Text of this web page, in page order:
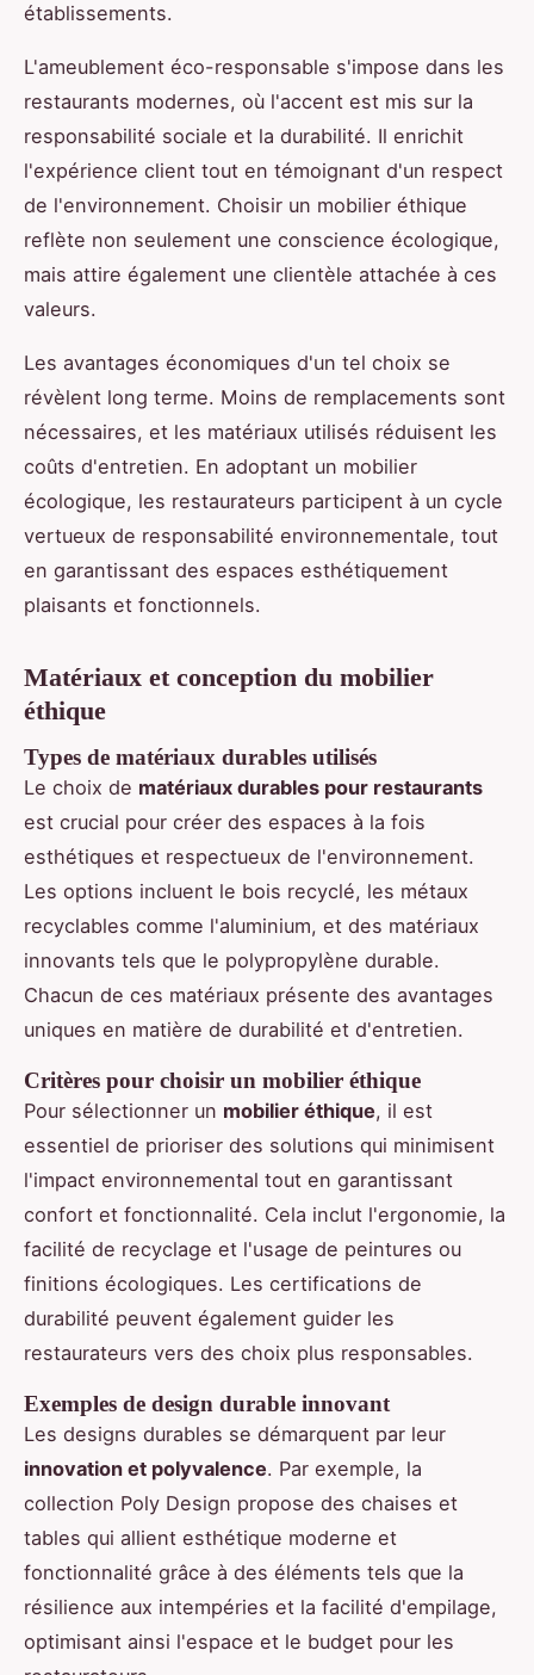
établissements.
L'ameublement éco-responsable s'impose dans les
restaurants modernes, où l'accent est mis sur la
responsabilité sociale et la durabilité. Il enrichit
l'expérience client tout en témoignant d'un respect
de l'environnement. Choisir un mobilier éthique
reflète non seulement une conscience écologique,
mais attire également une clientèle attachée à ces
valeurs.
Les avantages économiques d'un tel choix se
révèlent long terme. Moins de remplacements sont
nécessaires, et les matériaux utilisés réduisent les
coûts d'entretien. En adoptant un mobilier
écologique, les restaurateurs participent à un cycle
vertueux de responsabilité environnementale, tout
en garantissant des espaces esthétiquement
plaisants et fonctionnels.
Matériaux et conception du mobilier
éthique
Types de matériaux durables utilisés
Le choix de matériaux durables pour restaurants
est crucial pour créer des espaces à la fois
esthétiques et respectueux de l'environnement.
Les options incluent le bois recyclé, les métaux
recyclables comme l'aluminium, et des matériaux
innovants tels que le polypropylène durable.
Chacun de ces matériaux présente des avantages
uniques en matière de durabilité et d'entretien.
Critères pour choisir un mobilier éthique
Pour sélectionner un mobilier éthique, il est
essentiel de prioriser des solutions qui minimisent
l'impact environnemental tout en garantissant
confort et fonctionnalité. Cela inclut l'ergonomie, la
facilité de recyclage et l'usage de peintures ou
finitions écologiques. Les certifications de
durabilité peuvent également guider les
restaurateurs vers des choix plus responsables.
Exemples de design durable innovant
Les designs durables se démarquent par leur
innovation et polyvalence. Par exemple, la
collection Poly Design propose des chaises et
tables qui allient esthétique moderne et
fonctionnalité grâce à des éléments tels que la
résilience aux intempéries et la facilité d'empilage,
optimisant ainsi l'espace et le budget pour les